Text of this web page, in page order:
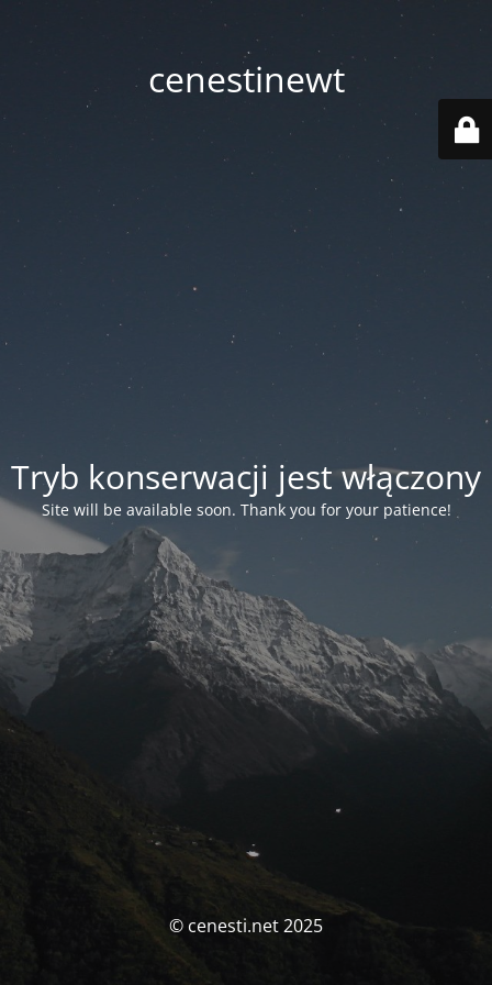
cenestinewt
Tryb konserwacji jest włączony
Site will be available soon. Thank you for your patience!
© cenesti.net 2025